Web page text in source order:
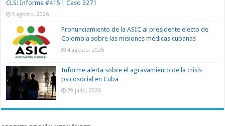
CLS: Informe #415 | Caso 3271
5 agosto, 2026
Pronunciamiento de la ASIC al presidente electo de
Colombia sobre las misiones médicas cubanas
4 agosto, 2026
Informe alerta sobre el agravamiento de la crisis
psicosocial en Cuba
29 julio, 2026